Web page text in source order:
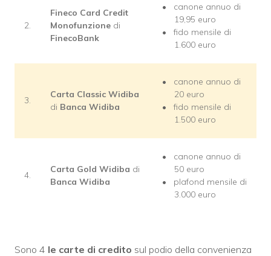
2.
Fineco Card Credit
Monofunzione di
FinecoBank
canone annuo di
19,95 euro
fido mensile di
1.600 euro
3.
Carta Classic Widiba
di Banca Widiba
canone annuo di
20 euro
fido mensile di
1.500 euro
4.
Carta Gold Widiba di
Banca Widiba
canone annuo di
50 euro
plafond mensile di
3.000 euro
Sono 4 le carte di credito sul podio della convenienza